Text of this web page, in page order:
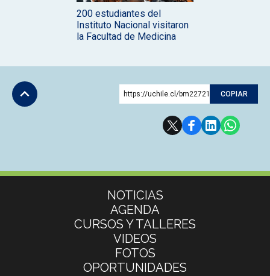
200 estudiantes del
Instituto Nacional visitaron
la Facultad de Medicina
https://uchile.cl/bm227210 COPIAR
NOTICIAS
AGENDA
CURSOS Y TALLERES
VIDEOS
FOTOS
OPORTUNIDADES